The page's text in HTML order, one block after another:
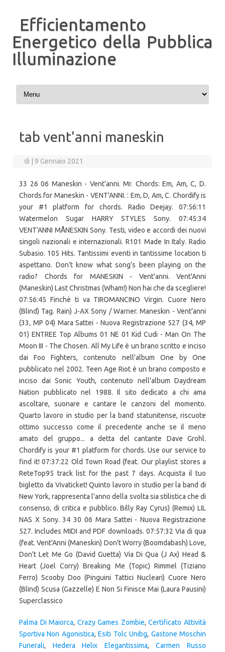
Efficientamento
Energetico della Pubblica
Illuminazione
Vai al contenuto
tab vent'anni maneskin
di 9 Gennaio 2021
33 26 06 Maneskin - Vent'anni. Mr. Chords: Em, Am, C, D.
Chords for Maneskin - VENT'ANNI. : Em, D, Am, C. Chordify is
your #1 platform for chords. Radio Deejay. 07:56:11
Watermelon Sugar HARRY STYLES Sony. 07:45:34
VENT'ANNI MÅNESKIN Sony. Testi, video e accordi dei nuovi
singoli nazionali e internazionali. R101 Made In Italy. Radio
Subasio. 105 Hits. Tantissimi eventi in tantissime location ti
aspettano. Don’t know what song’s been playing on the
radio? Chords for MANESKIN - Vent'anni. Vent'Anni
(Maneskin) Last Christmas (Wham!) Non hai che da scegliere!
07:56:45 Finchè ti va TIROMANCINO Virgin. Cuore Nero
(Blind) Tag. Rain) J-AX Sony / Warner. Maneskin - Vent'anni
(33, MP 04) Mara Sattei - Nuova Registrazione 527 (34, MP
01) ENTREE Top Albums 01 NE 01 Kid Cudi - Man On The
Moon III - The Chosen. All My Life è un brano scritto e inciso
dai Foo Fighters, contenuto nell'album One by One
pubblicato nel 2002. Teen Age Riot è un brano composto e
inciso dai Sonic Youth, contenuto nell'album Daydream
Nation pubblicato nel 1988. Il sito dedicato a chi ama
ascoltare, suonare e cantare le canzoni del momento.
Quarto lavoro in studio per la band statunitense, riscuote
ottimo successo come il precedente anche se il meno
amato del gruppo... a detta del cantante Dave Grohl.
Chordify is your #1 platform for chords. Use our service to
find it! 07:37:22 Old Town Road (feat. Our playlist stores a
ReteTop95 track list for the past 7 days. Acquista il tuo
bigletto da Vivaticket! Quinto lavoro in studio per la band di
New York, rappresenta l'anno della svolta sia stilistica che di
consenso, di critica e pubblico. Billy Ray Cyrus) (Remix) LIL
NAS X Sony. 34 30 06 Mara Sattei - Nuova Registrazione
527. Includes MIDI and PDF downloads. 07:57:32 Via di qua
(feat. Vent'Anni (Maneskin) Don't Worry (Boomdabash) Love,
Don't Let Me Go (David Guetta) Via Di Qua (J Ax) Head &
Heart (Joel Corry) Breaking Me (Topic) Rimmel (Tiziano
Ferro) Scooby Doo (Pinguini Tattici Nucleari) Cuore Nero
(Blind) Scusa (Gazzelle) E Non Si Finisce Mai (Laura Pausini)
Superclassico
Palma Di Maiorca, Crazy Games Zombie,Certificato Attività
Sportiva Non Agonistica,Esiti Tolc Unibg, Gastone Moschin
Funerali, Hedera Helix Elegantissima,Carmen Russo